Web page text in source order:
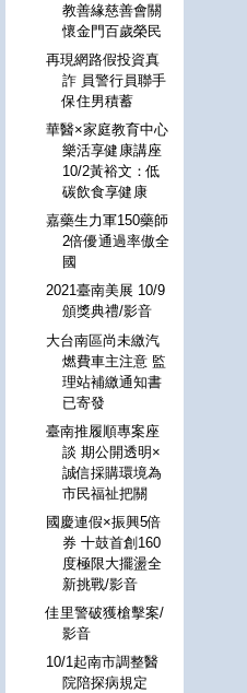
教善緣慈善會關
懷金門百歲榮民
再現網路假投資真
詐 員警行員聯手
保住男積蓄
華醫×家庭教育中心
樂活享健康講座
10/2黃裕文：低
碳飲食享健康
嘉藥生力軍150藥師
2倍優通過率傲全
國
2021臺南美展 10/9
頒獎典禮/影音
大台南區尚未繳汽
燃費車主注意 監
理站補繳通知書
已寄發
臺南推履順專案座
談 期公開透明×
誠信採購環境為
市民福祉把關
國慶連假×振興5倍
券 十鼓首創160
度極限大擺盪全
新挑戰/影音
佳里警破獲槍擊案/
影音
10/1起南市調整醫
院陪探病規定